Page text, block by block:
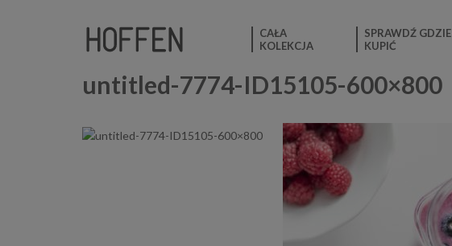
CAŁA
KOLEKCJA
SPRAWDŹ GDZIE
KUPIĆ
untitled-7774-ID15105-600×800